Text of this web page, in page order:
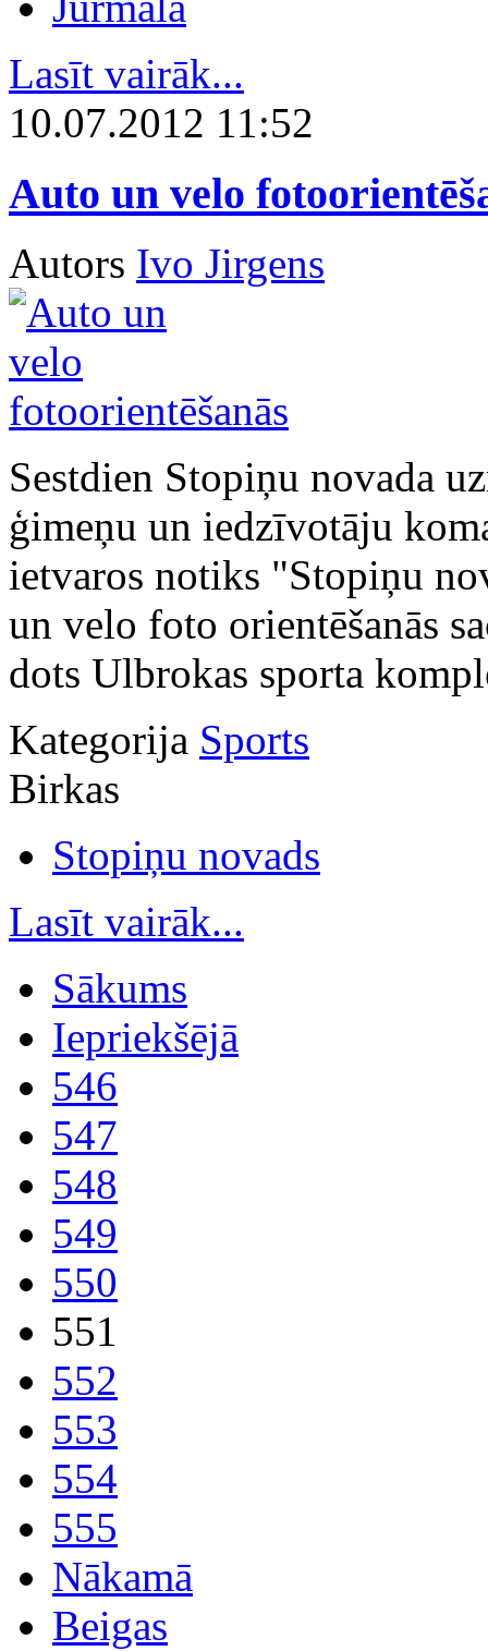
Lasīt vairāk...
10.07.2012 11:52
Auto un velo
Autors Ivo Jirgens
Sestdien Stopiņu novada
ģimeņu un iedzīvotāju
ietvaros notiks "Stopiņu
un velo foto orientēšanās
dots Ulbrokas sporta
Kategorija Sports
Birkas
Stopiņu novads
Lasīt vairāk...
Sākums
Iepriekšējā
546
547
548
549
550
551
552
553
554
555
Nākamā
Beigas